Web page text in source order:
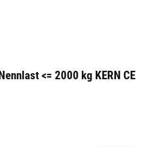
<= 2000 kg KERN CE